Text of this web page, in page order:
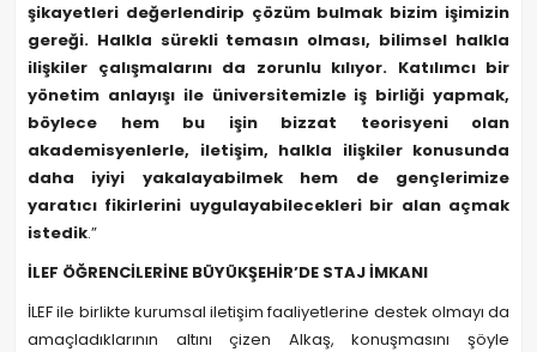
şikayetleri değerlendirip çözüm bulmak bizim işimizin
gereği. Halkla sürekli temasın olması, bilimsel halkla
ilişkiler çalışmalarını da zorunlu kılıyor. Katılımcı bir
yönetim anlayışı ile üniversitemizle iş birliği yapmak,
böylece hem bu işin bizzat teorisyeni olan
akademisyenlerle, iletişim, halkla ilişkiler konusunda
daha iyiyi yakalayabilmek hem de gençlerimize
yaratıcı fikirlerini uygulayabilecekleri bir alan açmak
istedik.”
İLEF ÖĞRENCİLERİNE BÜYÜKŞEHİR’DE STAJ İMKANI
İLEF ile birlikte kurumsal iletişim faaliyetlerine destek olmayı da
amaçladıklarının altını çizen Alkaş, konuşmasını şöyle